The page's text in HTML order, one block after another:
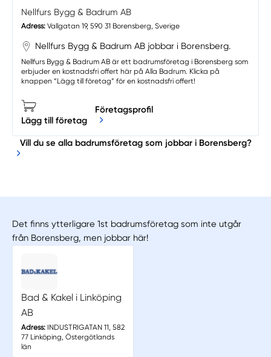
Nellfurs Bygg & Badrum AB
Adress:Vallgatan 19, 590 31 Borensberg, Sverige
Nellfurs Bygg & Badrum AB jobbar i Borensberg.
Nellfurs Bygg & Badrum AB är ett badrumsföretag i Borensberg som
erbjuder en kostnadsfri offert här på Alla Badrum. Klicka på
knappen “Lägg till företag” för en kostnadsfri offert!
Lägg till företag
Företagsprofil
Vill du se alla badrumsföretag som jobbar i Borensberg?
Det finns ytterligare 1st badrumsföretag som inte utgår
från Borensberg, men jobbar här!
Bad & Kakel i Linköping
AB
Adress:INDUSTRIGATAN 11, 582
77 Linköping, Östergötlands
län